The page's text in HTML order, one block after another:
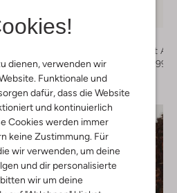
dienen, verwenden wir
Funktionale und
dafür, dass die Website
und kontinuierlich
Cookies werden immer
keine Zustimmung. Für
wir verwenden, um deine
und dir personalisierte
wir um deine
Sandaletten mit
€ 324,95
€ 161,99